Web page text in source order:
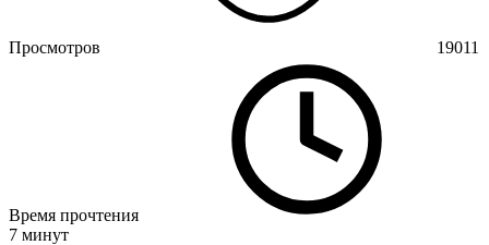
Просмотров 19011
Время прочтения
7 минут